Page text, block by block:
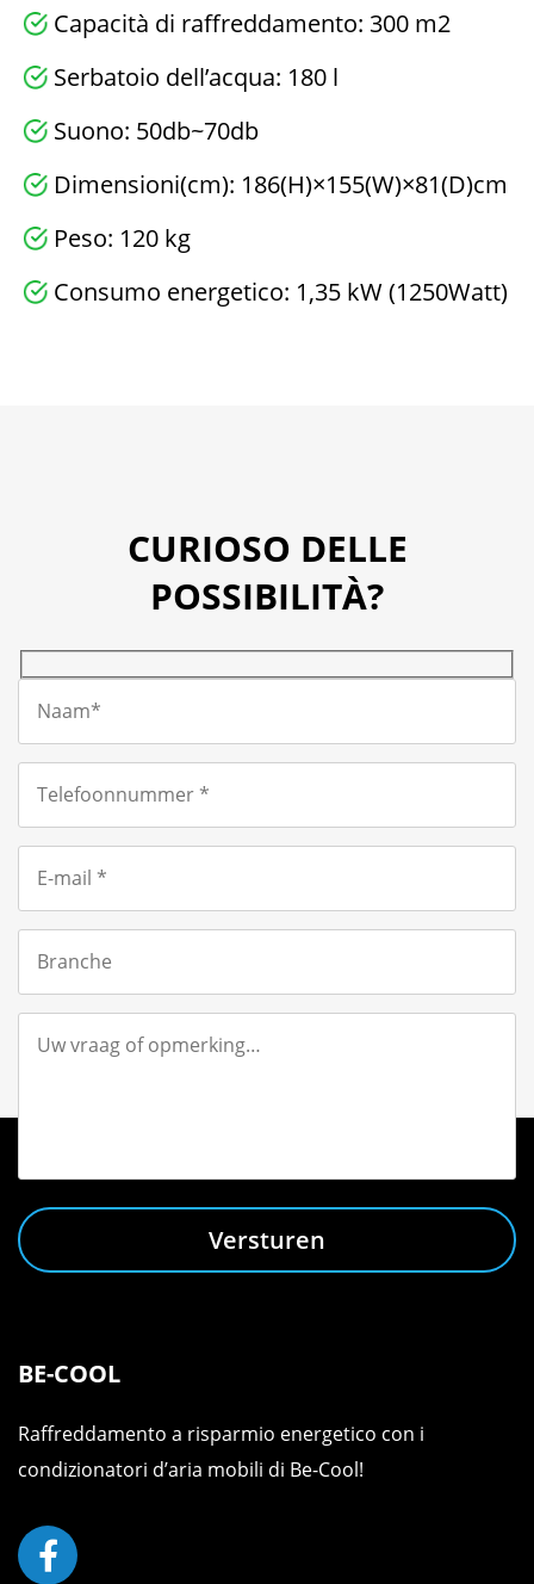
Capacità di raffreddamento: 300 m2
Serbatoio dell’acqua: 180 l
Suono: 50db~70db
Dimensioni(cm): 186(H)×155(W)×81(D)cm
Peso: 120 kg
Consumo energetico: 1,35 kW (1250Watt)
CURIOSO DELLE
POSSIBILITÀ?
Versturen
BE-COOL
Raffreddamento a risparmio energetico con i
condizionatori d’aria mobili di Be-Cool!